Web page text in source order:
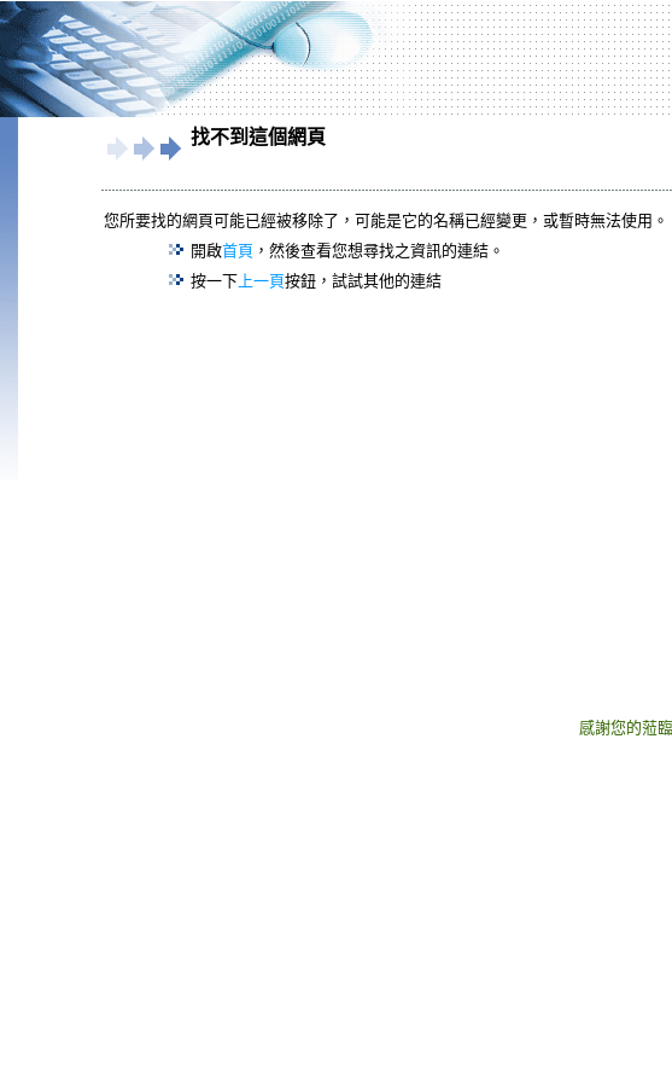
找不到這個網頁
您所要找的網頁可能已經被移除了，可能是它的名稱已經變更，或暫時無法使用。
開啟首頁 ，然後查看您想尋找之資訊的連結。
按一下上一頁按鈕，試試其他的連結
感謝您的蒞